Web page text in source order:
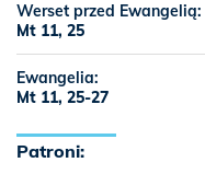
Werset przed Ewangelią:
Mt 11, 25
Ewangelia:
Mt 11, 25-27
Patroni: